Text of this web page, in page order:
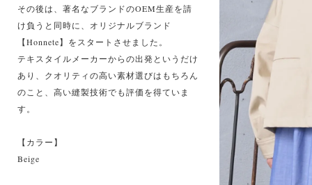
その後は、著名なブランドのOEM生産を請
け負うと同時に、オリジナルブランド
【Honnete】をスタートさせました。
テキスタイルメーカーからの出発というだけ
あり、クオリティの高い素材選びはもちろん
のこと、高い縫製技術でも評価を得ていま
す。
【カラー】
Beige